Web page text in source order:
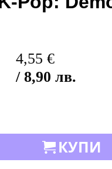
4,55 €
/ 8,90 лв.
КУПИ